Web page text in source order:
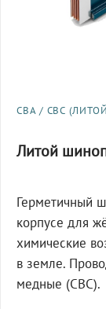
СВА / СВС
Литой
Герметичный
корпусе для
химические
в земле.
медные (СВС).